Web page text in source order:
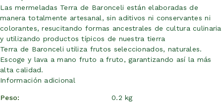
Las mermeladas Terra de Baronceli están elaboradas de
manera totalmente artesanal, sin aditivos ni conservantes ni
colorantes, resucitando formas ancestrales de cultura culinaria
y utilizando productos típicos de nuestra tierra
Terra de Baronceli utiliza frutos seleccionados, naturales.
Escoge y lava a mano fruto a fruto, garantizando así la más
alta calidad.
Información adicional
Peso 0.2 kg